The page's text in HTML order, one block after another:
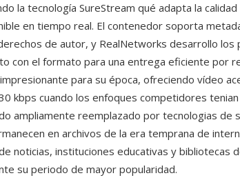
la tecnología SureStream qué adapta la
en tiempo real. El contenedor soporta
de autor, y RealNetworks desarrollo
con el formato para una entrega eficiente por
para su época, ofreciendo vídeo
kbps cuando los enfoques competidores
ampliamente reemplazado por tecnologias de
en archivos de la era temprana de
noticias, instituciones educativas y bibliotecas
su periodo de mayor popularidad.